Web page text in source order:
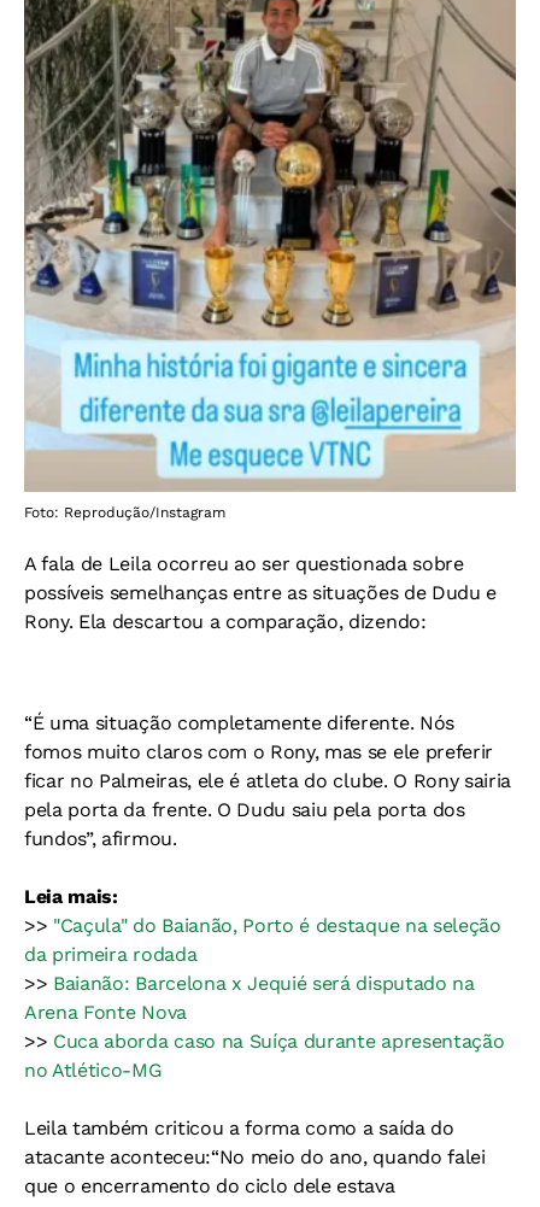
Foto: Reprodução/Instagram
A fala de Leila ocorreu ao ser questionada sobre
possíveis semelhanças entre as situações de Dudu e
Rony. Ela descartou a comparação, dizendo:
“É uma situação completamente diferente. Nós
fomos muito claros com o Rony, mas se ele preferir
ficar no Palmeiras, ele é atleta do clube. O Rony sairia
pela porta da frente. O Dudu saiu pela porta dos
fundos”, afirmou.
Leia mais:
>> "Caçula" do Baianão, Porto é destaque na seleção
da primeira rodada
>> Baianão: Barcelona x Jequié será disputado na
Arena Fonte Nova
>> Cuca aborda caso na Suíça durante apresentação
no Atlético-MG
Leila também criticou a forma como a saída do
atacante aconteceu:“No meio do ano, quando falei
que o encerramento do ciclo dele estava